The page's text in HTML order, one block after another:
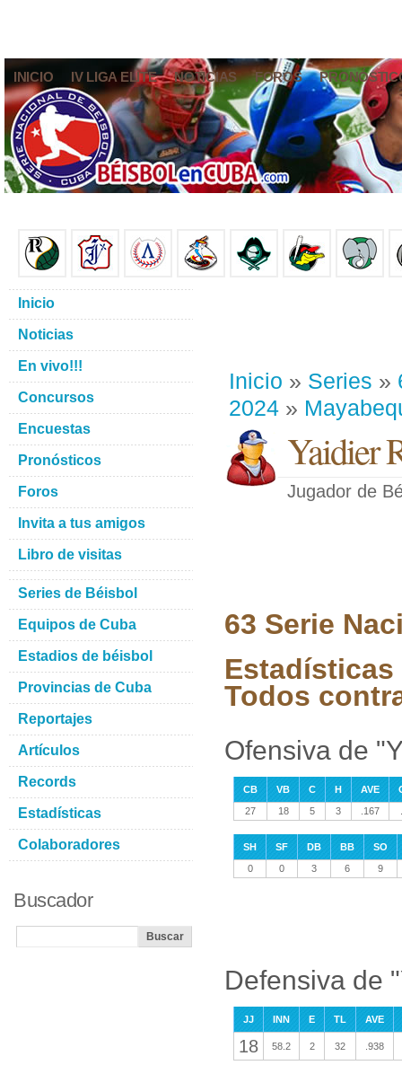
INICIO IV LIGA ELITE NOTICIAS FOROS
Inicio » Series »
2024 »
Yaidier
Jugador de
63 Serie
Estadísticas
Todos
Ofensiva de
CB VB C H AVE
27
18 5 3 .167
SH SF DB BB
SO
0
0 3 6 9
Defensiva de
JJ INN E TL AVE
18 58.2 2 32 .938
Inicio
Noticias
En vivo!!!
Concursos
Encuestas
Pronósticos
Foros
Invita a tus amigos
Libro de visitas
Series de Béisbol
Equipos de Cuba
Estadios de béisbol
Provincias de Cuba
Reportajes
Artículos
Records
Estadísticas
Colaboradores
Buscador